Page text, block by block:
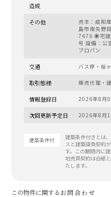
造成
その他
売主：成和
島市南矢野
7676 ◉宅建
号 設備：公
プロパン
交通 バス停・桜
取引態様 販売代理・
情報登録日 2026年8月
次回更新予定日 2026年8月
建築条件付
建築条件付きとは
スと建築請負契約
す。この期間内に
地売買契約は白紙
たします。
この物件に関するお問合わせ